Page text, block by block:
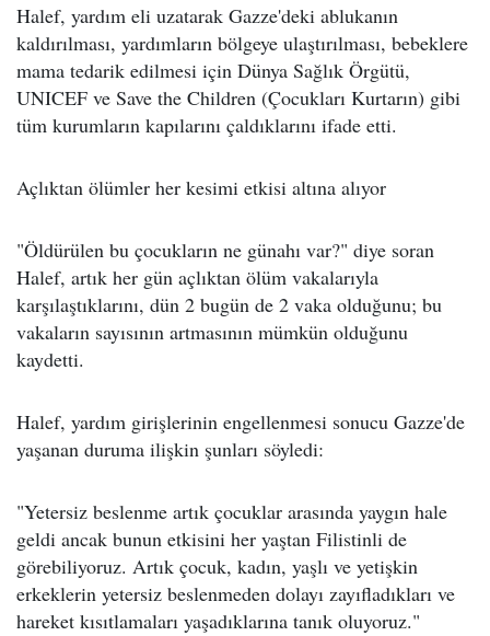
Halef, yardım eli uzatarak Gazze'deki ablukanın
kaldırılması, yardımların bölgeye ulaştırılması, bebeklere
mama tedarik edilmesi için Dünya Sağlık Örgütü,
UNICEF ve Save the Children (Çocukları Kurtarın) gibi
tüm kurumların kapılarını çaldıklarını ifade etti.
Açlıktan ölümler her kesimi etkisi altına alıyor
"Öldürülen bu çocukların ne günahı var?" diye soran
Halef, artık her gün açlıktan ölüm vakalarıyla
karşılaştıklarını, dün 2 bugün de 2 vaka olduğunu; bu
vakaların sayısının artmasının mümkün olduğunu
kaydetti.
Halef, yardım girişlerinin engellenmesi sonucu Gazze'de
yaşanan duruma ilişkin şunları söyledi:
"Yetersiz beslenme artık çocuklar arasında yaygın hale
geldi ancak bunun etkisini her yaştan Filistinli de
görebiliyoruz. Artık çocuk, kadın, yaşlı ve yetişkin
erkeklerin yetersiz beslenmeden dolayı zayıfladıkları ve
hareket kısıtlamaları yaşadıklarına tanık oluyoruz."